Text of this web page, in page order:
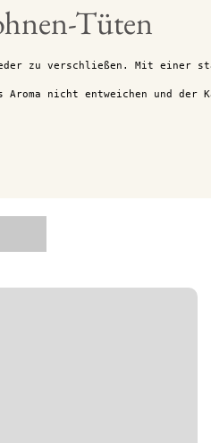
Tüten
zu verschließen. Mit einer
Aroma nicht entweichen und der